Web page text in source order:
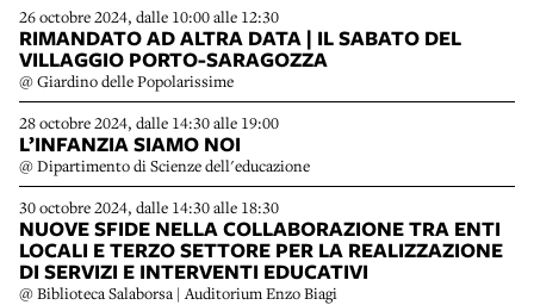
26 octobre 2024, dalle 10:00 alle 12:30
RIMANDATO AD ALTRA DATA | IL SABATO DEL
VILLAGGIO PORTO-SARAGOZZA
@ Giardino delle Popolarissime
28 octobre 2024, dalle 14:30 alle 19:00
L’INFANZIA SIAMO NOI
@ Dipartimento di Scienze dell'educazione
30 octobre 2024, dalle 14:30 alle 18:30
NUOVE SFIDE NELLA COLLABORAZIONE TRA ENTI
LOCALI E TERZO SETTORE PER LA REALIZZAZIONE
DI SERVIZI E INTERVENTI EDUCATIVI
@ Biblioteca Salaborsa | Auditorium Enzo Biagi